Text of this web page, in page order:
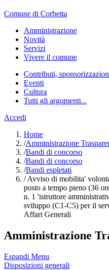
Comune di Corbetta
Amministrazione
Novità
Servizi
Vivere il comune
Contributi,
Eventi
Cultura
Tutti gli argomenti...
Accedi
Home
/Amministrazione
/Bandi di concorso
/Bandi di concorso
/Bandi espletati
/Avviso di mobilita'
posto a tempo pieno (36
n. 1 'istruttore
sviluppo (C1-C5) per il
Affari Generali
Amministrazione
Espandi Menu
Disposizioni generali